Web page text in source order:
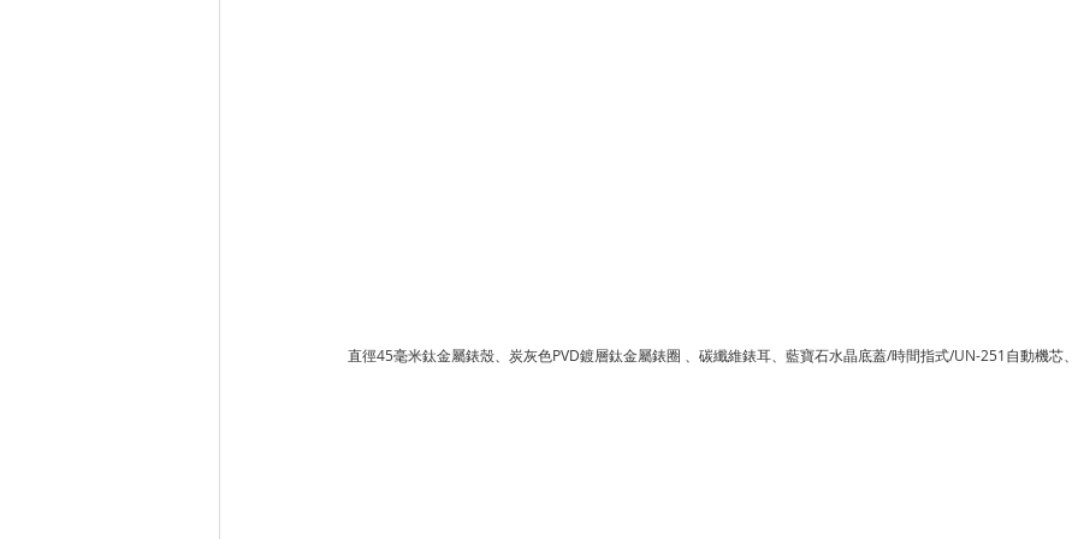
直徑45毫米鈦金屬錶殼、炭灰色PVD鍍層鈦金屬錶圈 、碳纖維錶耳、藍寶石水晶底蓋/時間指式/UN-251自動機芯